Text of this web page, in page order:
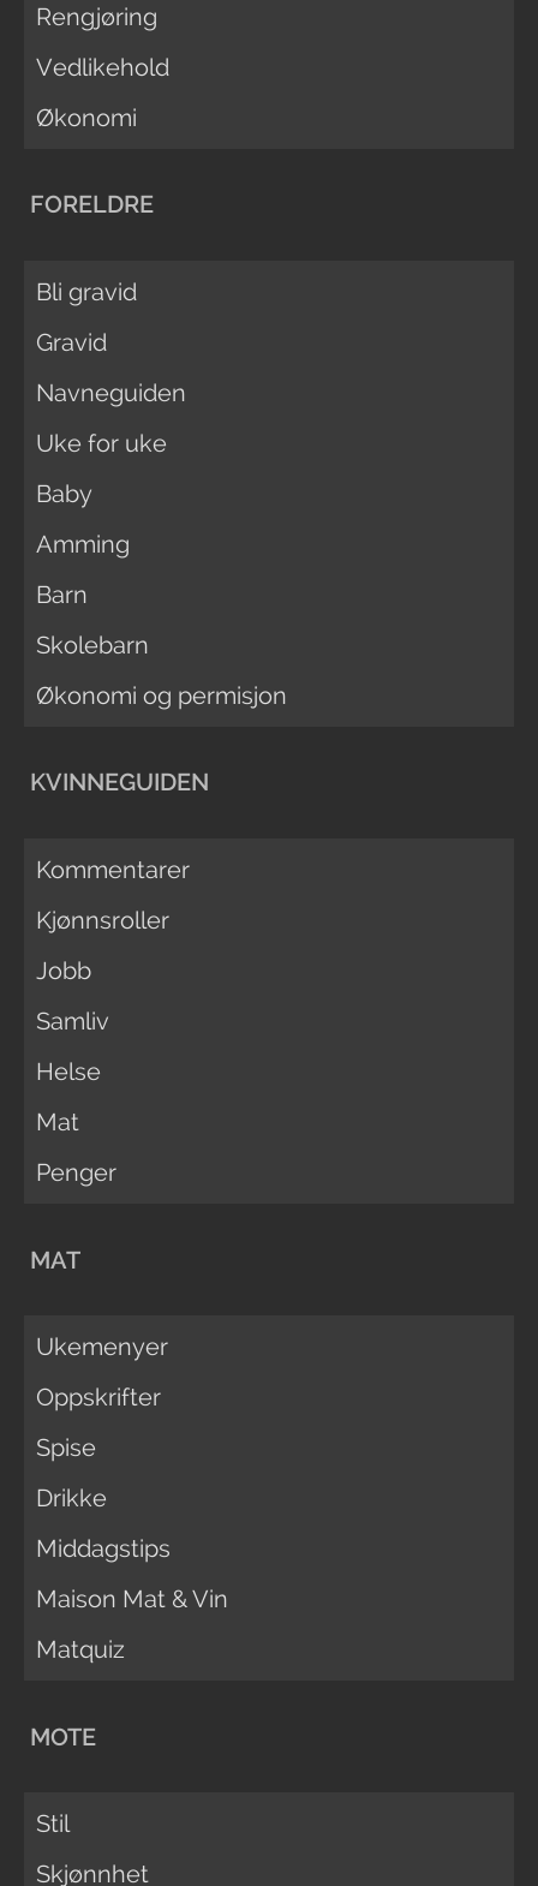
Rengjøring
Vedlikehold
Økonomi
FORELDRE
Bli gravid
Gravid
Navneguiden
Uke for uke
Baby
Amming
Barn
Skolebarn
Økonomi og permisjon
KVINNEGUIDEN
Kommentarer
Kjønnsroller
Jobb
Samliv
Helse
Mat
Penger
MAT
Ukemenyer
Oppskrifter
Spise
Drikke
Middagstips
Maison Mat & Vin
Matquiz
MOTE
Stil
Skjønnhet